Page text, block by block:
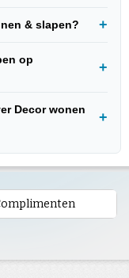
& slapen?
op
Decor wonen